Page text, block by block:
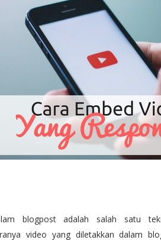
blogpost adalah salah satu
video yang diletakkan dalam